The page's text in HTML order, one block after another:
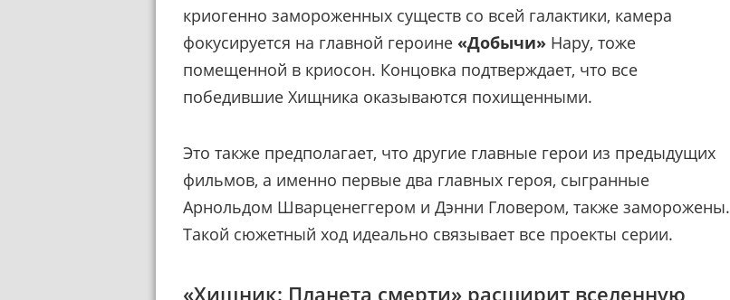
криогенно замороженных существ со всей галактики, камера
фокусируется на главной героине «Добычи» Нару, тоже
помещенной в криосон. Концовка подтверждает, что все
победившие Хищника оказываются похищенными.
Это также предполагает, что другие главные герои из предыдущих
фильмов, а именно первые два главных героя, сыгранные
Арнольдом Шварценеггером и Дэнни Гловером, также заморожены.
Такой сюжетный ход идеально связывает все проекты серии.
«Хищник: Планета смерти» расширит вселенную